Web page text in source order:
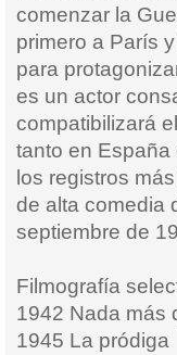
comenzar la
primero a París
para
es un actor
compatibilizará
tanto en España
los registros
de alta comedia
septiembre de
Filmografía
1942 Nada más
1945 La pródiga